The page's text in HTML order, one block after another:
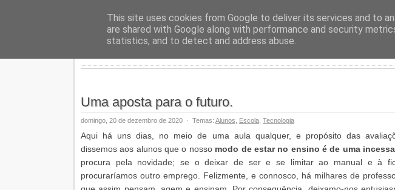
Geopalavras
Uma aposta para o futuro.
domingo, 20 de dezembro de 2020 · Temas: Alunos Escola Tecnologia
Aqui há uns dias, no meio de uma aula qualquer, e propósito das
dissemos aos alunos que o nosso modo de estar no ensino é de uma
procura pela novidade; se o deixar de ser e se limitar ao manual e à
procuraríamos outro emprego. Felizmente, e connosco, há milhares de
This site uses cookies from Google to deliver its services and to
are shared with Google along with performance and security
statistics, and to detect and address abuse.